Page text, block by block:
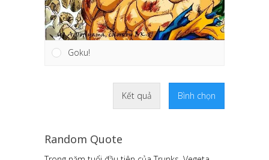
Goku!
Kết quả Bình chọn
Random Quote